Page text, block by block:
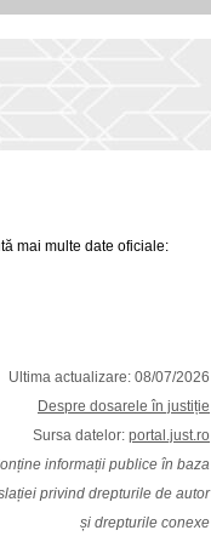
mai multe date oficiale:
Ultima actualizare: 08/07/2026
Despre dosarele în justiție
Sursa datelor: portal.just.ro
informații publice în baza
privind drepturile de autor
și drepturile conexe